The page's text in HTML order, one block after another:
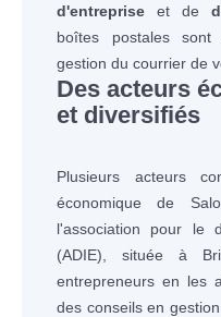
d'entreprise et de
boîtes postales
gestion du courrier de
Des acteurs
et diversifiés
Plusieurs acteurs
économique de
l'association pour le
(ADIE), située à
entrepreneurs en les
des conseils en